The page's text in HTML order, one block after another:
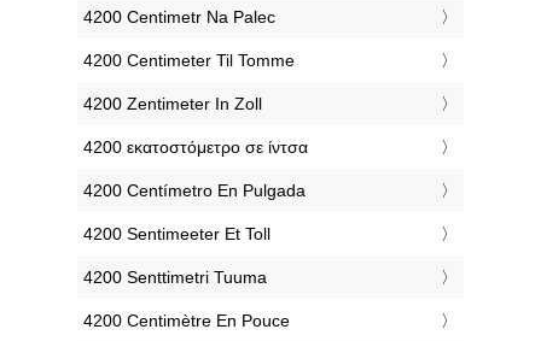
‎4200 Centimetr Na Palec
‎4200 Centimeter Til Tomme
‎4200 Zentimeter In Zoll
‎4200 εκατοστόμετρο σε ίντσα
‎4200 Centímetro En Pulgada
‎4200 Sentimeeter Et Toll
‎4200 Senttimetri Tuuma
‎4200 Centimètre En Pouce